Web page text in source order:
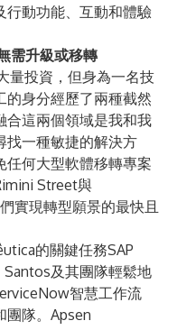
行動功能、互動和體驗
需升級或移轉
量投資，但身為一名技
的身分經歷了兩種截然
合這兩個領域是我和我
找一種敏捷的解決方
任何大型軟體移轉專案
Street與
實現轉型願景的最快且
的關鍵任務SAP
Santos及其團隊輕鬆地
智慧工作流
團隊。Apsen